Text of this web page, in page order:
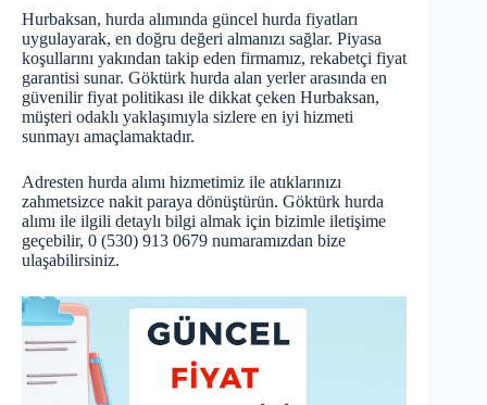
Hurbaksan, hurda alımında güncel hurda fiyatları
uygulayarak, en doğru değeri almanızı sağlar. Piyasa
koşullarını yakından takip eden firmamız, rekabetçi fiyat
garantisi sunar. Göktürk hurda alan yerler arasında en
güvenilir fiyat politikası ile dikkat çeken Hurbaksan,
müşteri odaklı yaklaşımıyla sizlere en iyi hizmeti
sunmayı amaçlamaktadır.
Adresten hurda alımı hizmetimiz ile atıklarınızı
zahmetsizce nakit paraya dönüştürün. Göktürk hurda
alımı ile ilgili detaylı bilgi almak için bizimle iletişime
geçebilir, 0 (530) 913 0679 numaramızdan bize
ulaşabilirsiniz.